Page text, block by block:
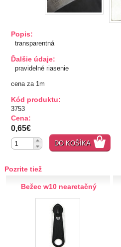
TIPY NA DARČEKY
Zľavnené
Aplikácie
Bižutérny kútik
Burda strihy
Gombíky
Popis:
transparentná
Ďalšie údaje:
pravidelné riasenie
cena za 1m
Kód produktu:
3753
Cena:
0,65€
DO KOŠÍKA
Pozrite tiež
Bežec w10 nearetačný